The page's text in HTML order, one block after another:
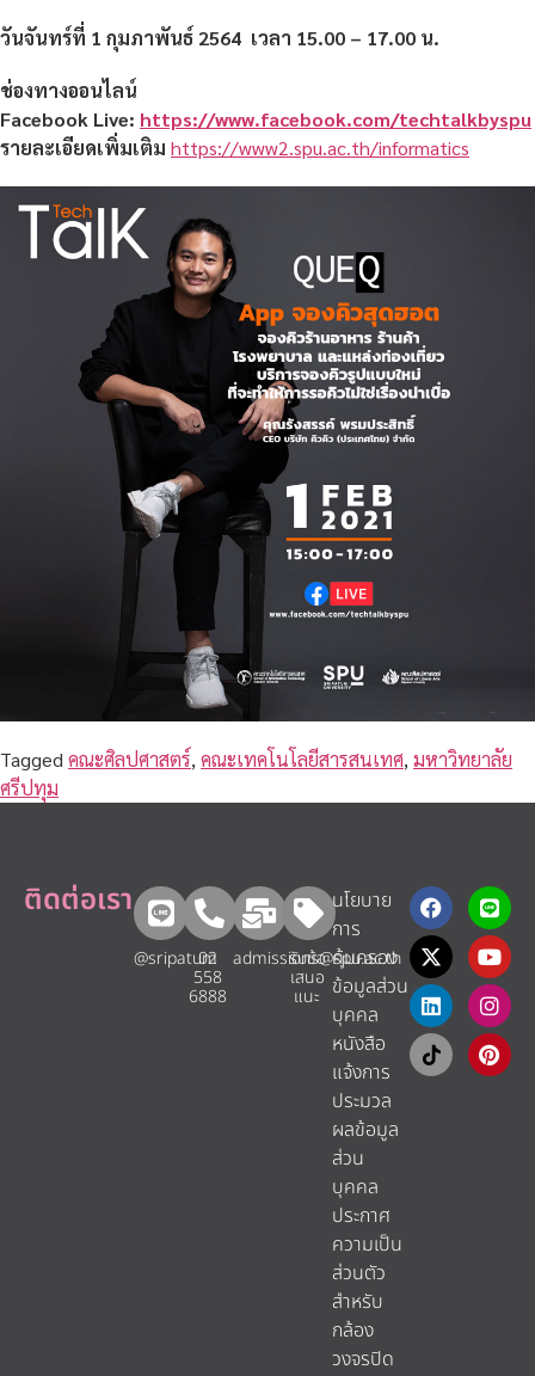
วันจันทร์ที่ 1 กุมภาพันธ์ 2564 เวลา 15.00 – 17.00 น.
ช่องทางออนไลน์
Facebook Live: https://www.facebook.com/techtalkbyspu
รายละเอียดเพิ่มเติม https://www2.spu.ac.th/informatics
Tagged คณะศิลปศาสตร์, คณะเทคโนโลยีสารสนเทศ, มหาวิทยาลัย
ศรีปทุม
ติดต่อเรา
@sripatum
02
558
6888
admissions@spu.ac.th
รับข้อ
เสนอ
แนะ​
นโยบาย
การ
คุ้มครอง
ข้อมูลส่วน
บุคคล
หนังสือ
แจ้งการ
ประมวล
ผลข้อมูล
ส่วน
บุคคล
ประกาศ
ความเป็น
ส่วนตัว
สำหรับ
กล้อง
วงจรปิด